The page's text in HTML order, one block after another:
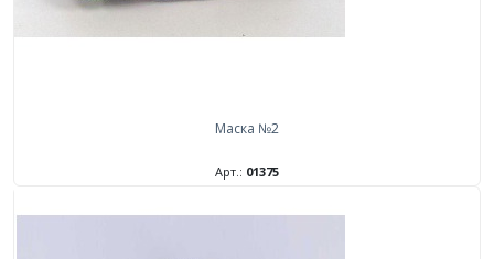
Маска №2
Арт.: 01375